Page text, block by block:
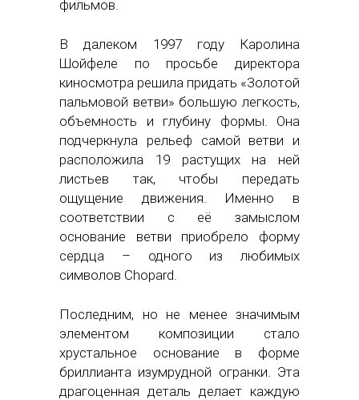
фильмов.
В далеком 1997 году Каролина
Шойфеле по просьбе директора
киносмотра решила придать «Золотой
пальмовой ветви» большую легкость,
объемность и глубину формы. Она
подчеркнула рельеф самой ветви и
расположила 19 растущих на ней
листьев так, чтобы передать
ощущение движения. Именно в
соответствии с её замыслом
основание ветви приобрело форму
сердца – одного из любимых
символов Chopard.
Последним, но не менее значимым
элементом композиции стало
хрустальное основание в форме
бриллианта изумрудной огранки. Эта
драгоценная деталь делает каждую